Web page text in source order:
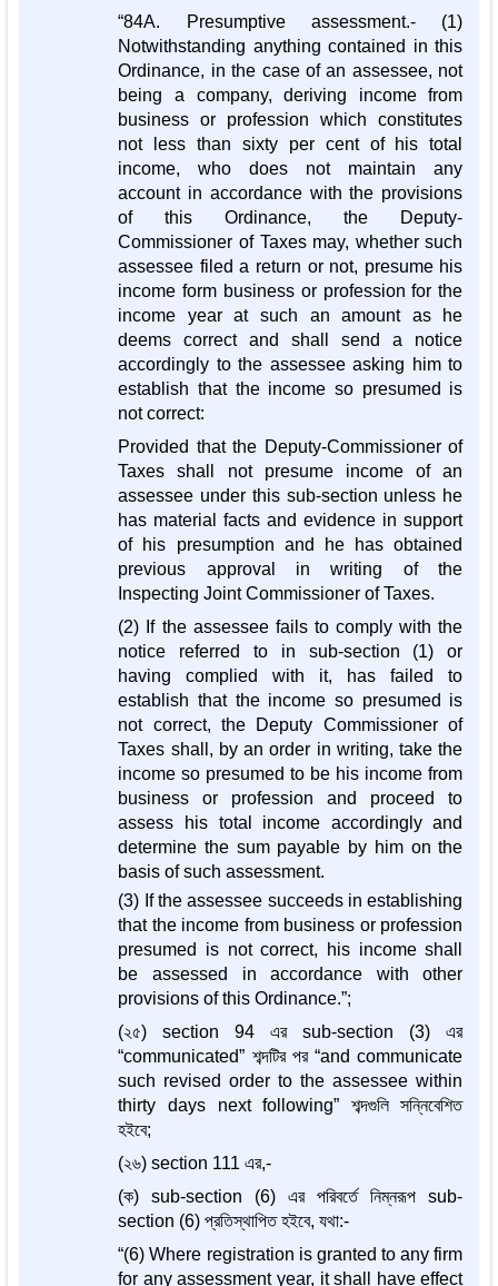
“84A. Presumptive assessment.- (1)
Notwithstanding anything contained in this
Ordinance, in the case of an assessee, not
being a company, deriving income from
business or profession which constitutes
not less than sixty per cent of his total
income, who does not maintain any
account in accordance with the provisions
of this Ordinance, the Deputy-
Commissioner of Taxes may, whether such
assessee filed a return or not, presume his
income form business or profession for the
income year at such an amount as he
deems correct and shall send a notice
accordingly to the assessee asking him to
establish that the income so presumed is
not correct:
Provided that the Deputy-Commissioner of
Taxes shall not presume income of an
assessee under this sub-section unless he
has material facts and evidence in support
of his presumption and he has obtained
previous approval in writing of the
Inspecting Joint Commissioner of Taxes.
(2) If the assessee fails to comply with the
notice referred to in sub-section (1) or
having complied with it, has failed to
establish that the income so presumed is
not correct, the Deputy Commissioner of
Taxes shall, by an order in writing, take the
income so presumed to be his income from
business or profession and proceed to
assess his total income accordingly and
determine the sum payable by him on the
basis of such assessment.
(3) If the assessee succeeds in establishing
that the income from business or profession
presumed is not correct, his income shall
be assessed in accordance with other
provisions of this Ordinance.”;
(২৫) section 94 এর sub-section (3) এর
“communicated” শব্দটির পর “and communicate
such revised order to the assessee within
thirty days next following” শব্দগুলি সন্নিবেশিত
হইবে;
(২৬) section 111 এর,-
(ক) sub-section (6) এর পরিবর্তে নিম্নরূপ sub-
section (6) প্রতিস্থাপিত হইবে, যথা:-
“(6) Where registration is granted to any firm
for any assessment year, it shall have effect